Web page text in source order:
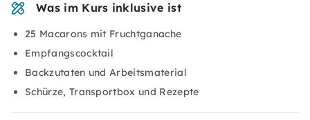
Was im Kurs inklusive ist
25 Macarons mit Fruchtganache
Empfangscocktail
Backzutaten und Arbeitsmaterial
Schürze, Transportbox und Rezepte